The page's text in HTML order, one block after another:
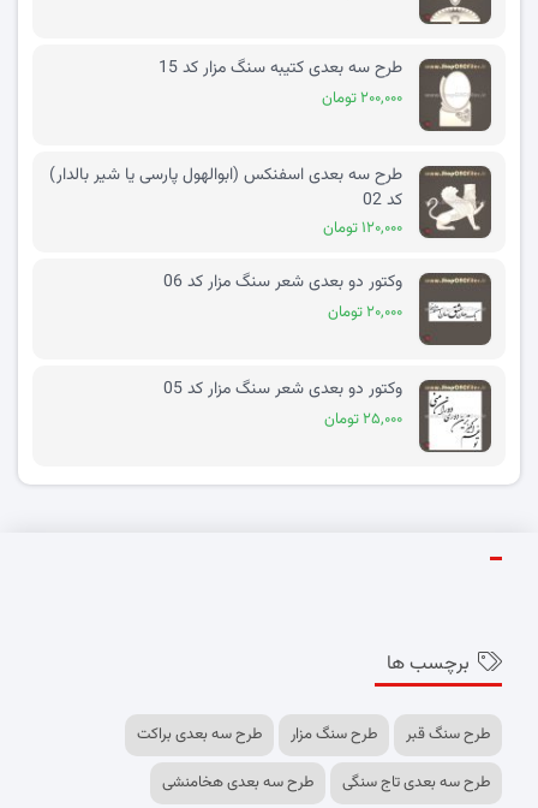
طرح سه بعدی کتیبه سنگ مزار کد 15
۲۰۰,۰۰۰ تومان
طرح سه بعدی اسفنکس (ابوالهول پارسی یا شیر بالدار)
کد 02
۱۲۰,۰۰۰ تومان
وکتور دو بعدی شعر سنگ مزار کد 06
۲۰,۰۰۰ تومان
وکتور دو بعدی شعر سنگ مزار کد 05
۲۵,۰۰۰ تومان
برچسب ها
طرح سنگ قبر طرح سنگ مزار
طرح سه بعدی براکت
طرح سه بعدی تاج سنگی
طرح سه بعدی هخامنشی